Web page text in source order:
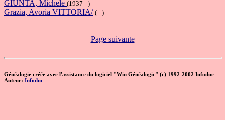
GIUNTA, Michele (1937 - )
Grazia, Avoria VITTORIA/ ( - )
Page suivante
Généalogie créée avec l'assistance du logiciel "Win Généalogic" (c) 1992-2002 Infoduc
Auteur: Infoduc